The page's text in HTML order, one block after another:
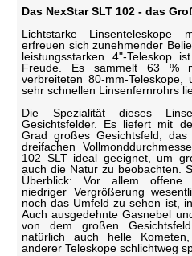
Das NexStar SLT 102 - das
Lichtstarke Linsenteleskope
erfreuen sich zunehmender
leistungsstarken 4"-Teleskop
Freude. Es sammelt 63 %
verbreiteten 80-mm-
sehr schnellen Linsenfernrohrs
Die Spezialität dieses
Gesichtsfelder. Es liefert mit
Grad großes Gesichtsfeld,
dreifachen
102 SLT ideal geeignet, um
auch die Natur zu beobachten.
Überblick: Vor allem offene
niedriger Vergrößerung
noch das Umfeld zu sehen ist,
Auch ausgedehnte Gasnebel
von dem großen
natürlich auch helle
anderer Teleskope schlichtweg